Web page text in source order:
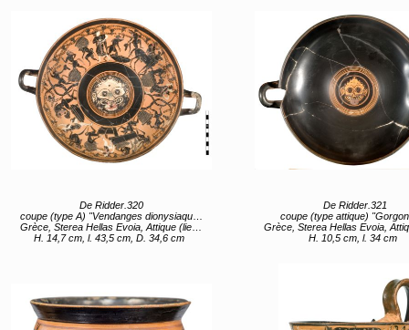
De Ridder.320
coupe (type A) "Vendanges dionysiaques"
Grèce, Sterea Hellas Evoia, Attique (lieu de création) entre 520 av JC et 510 av JC
H. 14,7 cm, l. 43,5 cm, D. 34,6 cm
De Ridder.321
coupe (type attique)
Grèce, Sterea Hellas Evoia, Attique (lieu de création) 2e moitié
H. 10,5 cm, l. 34 cm